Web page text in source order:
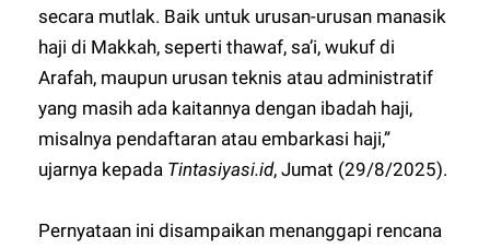
secara mutlak. Baik untuk urusan-urusan manasik
haji di Makkah, seperti thawaf, sa’i, wukuf di
Arafah, maupun urusan teknis atau administratif
yang masih ada kaitannya dengan ibadah haji,
misalnya pendaftaran atau embarkasi haji,”
ujarnya kepada Tintasiyasi.id, Jumat (29/8/2025).
Pernyataan ini disampaikan menanggapi rencana